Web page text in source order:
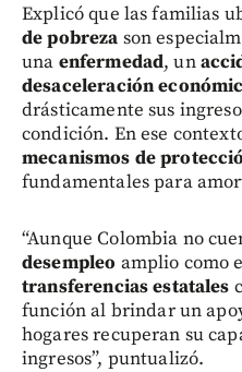
Explicó que las familias
de pobreza son
una enfermedad, un
desaceleración
drásticamente sus
condición. En ese
mecanismos de
fundamentales para
“Aunque Colombia no
desempleo amplio como
transferencias estatales
función al brindar un
hogares recuperan su
ingresos”, puntualizó.